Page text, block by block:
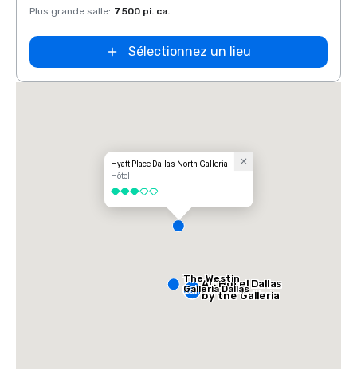
Plus grande salle: 7 500 pi. ca.
Sélectionnez un lieu
Hyatt Place Dallas North Galleria
Hôtel
3 sur 5
AC Hotel Dallas
by the Galleria
The Westin
Galleria Dallas